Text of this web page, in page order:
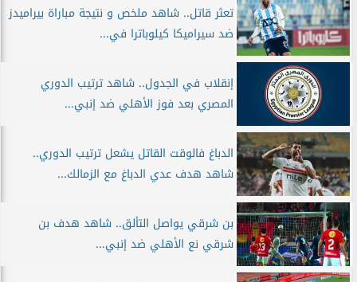
تعثر قاتل.. شاهد ملخص و نتيجة مباراة بيراميدز
ضد سيراميكا كيلوباترا في...
إنقلاب في الجدول.. شاهد ترتيب الدوري
المصري بعد فوز الأهلي ضد إنبي...
الدباغ فالوقت القاتل يشعل ترتيب الدوري..
شاهد هدف عدي الدباغ مع الزمالك...
بن شرقي يواصل التألق.. شاهد هدف بن
شرقي نع الأهلي ضد إنبي...